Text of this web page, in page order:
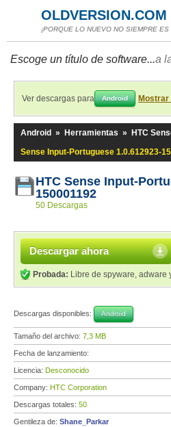
OLDVERSION.COM
¡PORQUE LO NUEVO NO SIEMPRE ES
Escoge un título de software...a
Ver descargas para Android
Android » Herramientas » HTC
Sense Input-Portuguese 1.0.612923-
HTC Sense Input-
150001192
50 Descargas
Descargar ahora
Probada: Libre de spyware, adware
Descargas disponibles: Android
Tamaño del archivo: 7,3 MB
Fecha de lanzamiento:
Licencia: Desconocido
Company: HTC Corporation
Descargas totales: 50
Gentileza de: Shane_Parkar